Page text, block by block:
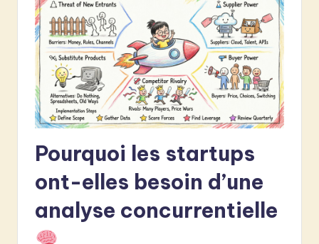
w
Pourquoi les startups
ont-elles besoin d’une
analyse concurrentielle